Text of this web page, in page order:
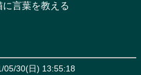
言葉を教える
05/30(日) 13:55:18